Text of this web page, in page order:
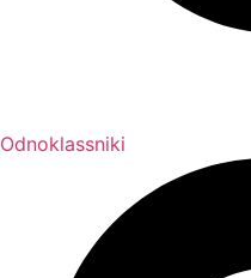
Odnoklassniki